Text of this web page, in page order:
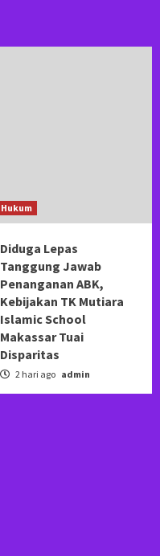
Hukum
Diduga Lepas
Tanggung Jawab
Penanganan ABK,
Kebijakan TK Mutiara
Islamic School
Makassar Tuai
Disparitas
2 hari ago admin